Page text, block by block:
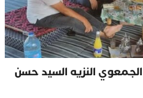
النزيه السيد حسن